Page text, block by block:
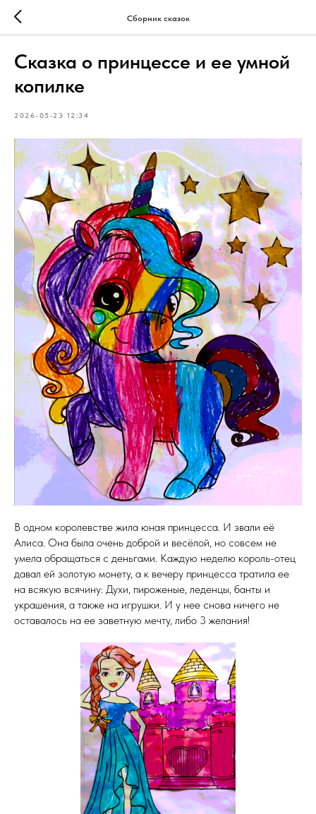
Сборник сказок
Сказка о принцессе и ее умной
копилке
2026-05-23 12:34
В одном королевстве жила юная принцесса. И звали её
Алиса. Она была очень доброй и весёлой, но совсем не
умела обращаться с деньгами. Каждую неделю король-отец
давал ей золотую монету, а к вечеру принцесса тратила ее
на всякую всячину: Духи, пироженые, леденцы, банты и
украшения, а также на игрушки. И у нее снова ничего не
оставалось на ее заветную мечту, либо 3 желания!